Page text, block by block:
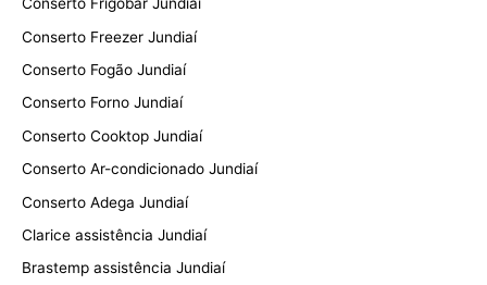
Conserto Freezer Jundiaí
Conserto Fogão Jundiaí
Conserto Forno Jundiaí
Conserto Cooktop Jundiaí
Conserto Ar-condicionado Jundiaí
Conserto Adega Jundiaí
Clarice assistência Jundiaí
Brastemp assistência Jundiaí